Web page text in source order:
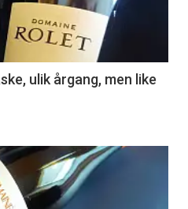
ulik årgang, men like